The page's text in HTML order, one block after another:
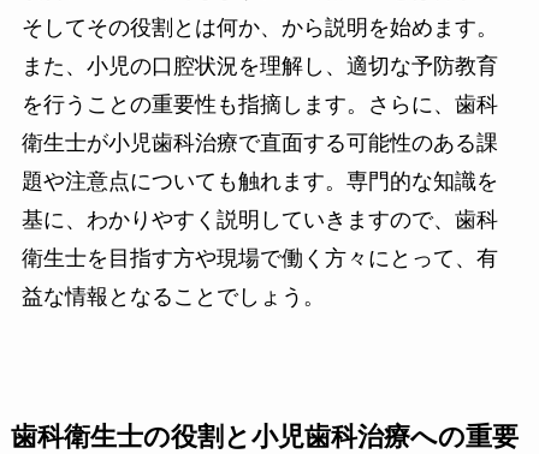
そしてその役割とは何か、から説明を始めます。
また、小児の口腔状況を理解し、適切な予防教育
を行うことの重要性も指摘します。さらに、歯科
衛生士が小児歯科治療で直面する可能性のある課
題や注意点についても触れます。専門的な知識を
基に、わかりやすく説明していきますので、歯科
衛生士を目指す方や現場で働く方々にとって、有
益な情報となることでしょう。
歯科衛生士の役割と小児歯科治療への重要